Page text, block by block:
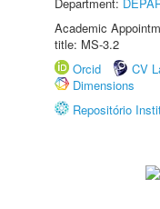
Academic
title: MS-3.2
Orcid
CV
Dimensions
Repositório